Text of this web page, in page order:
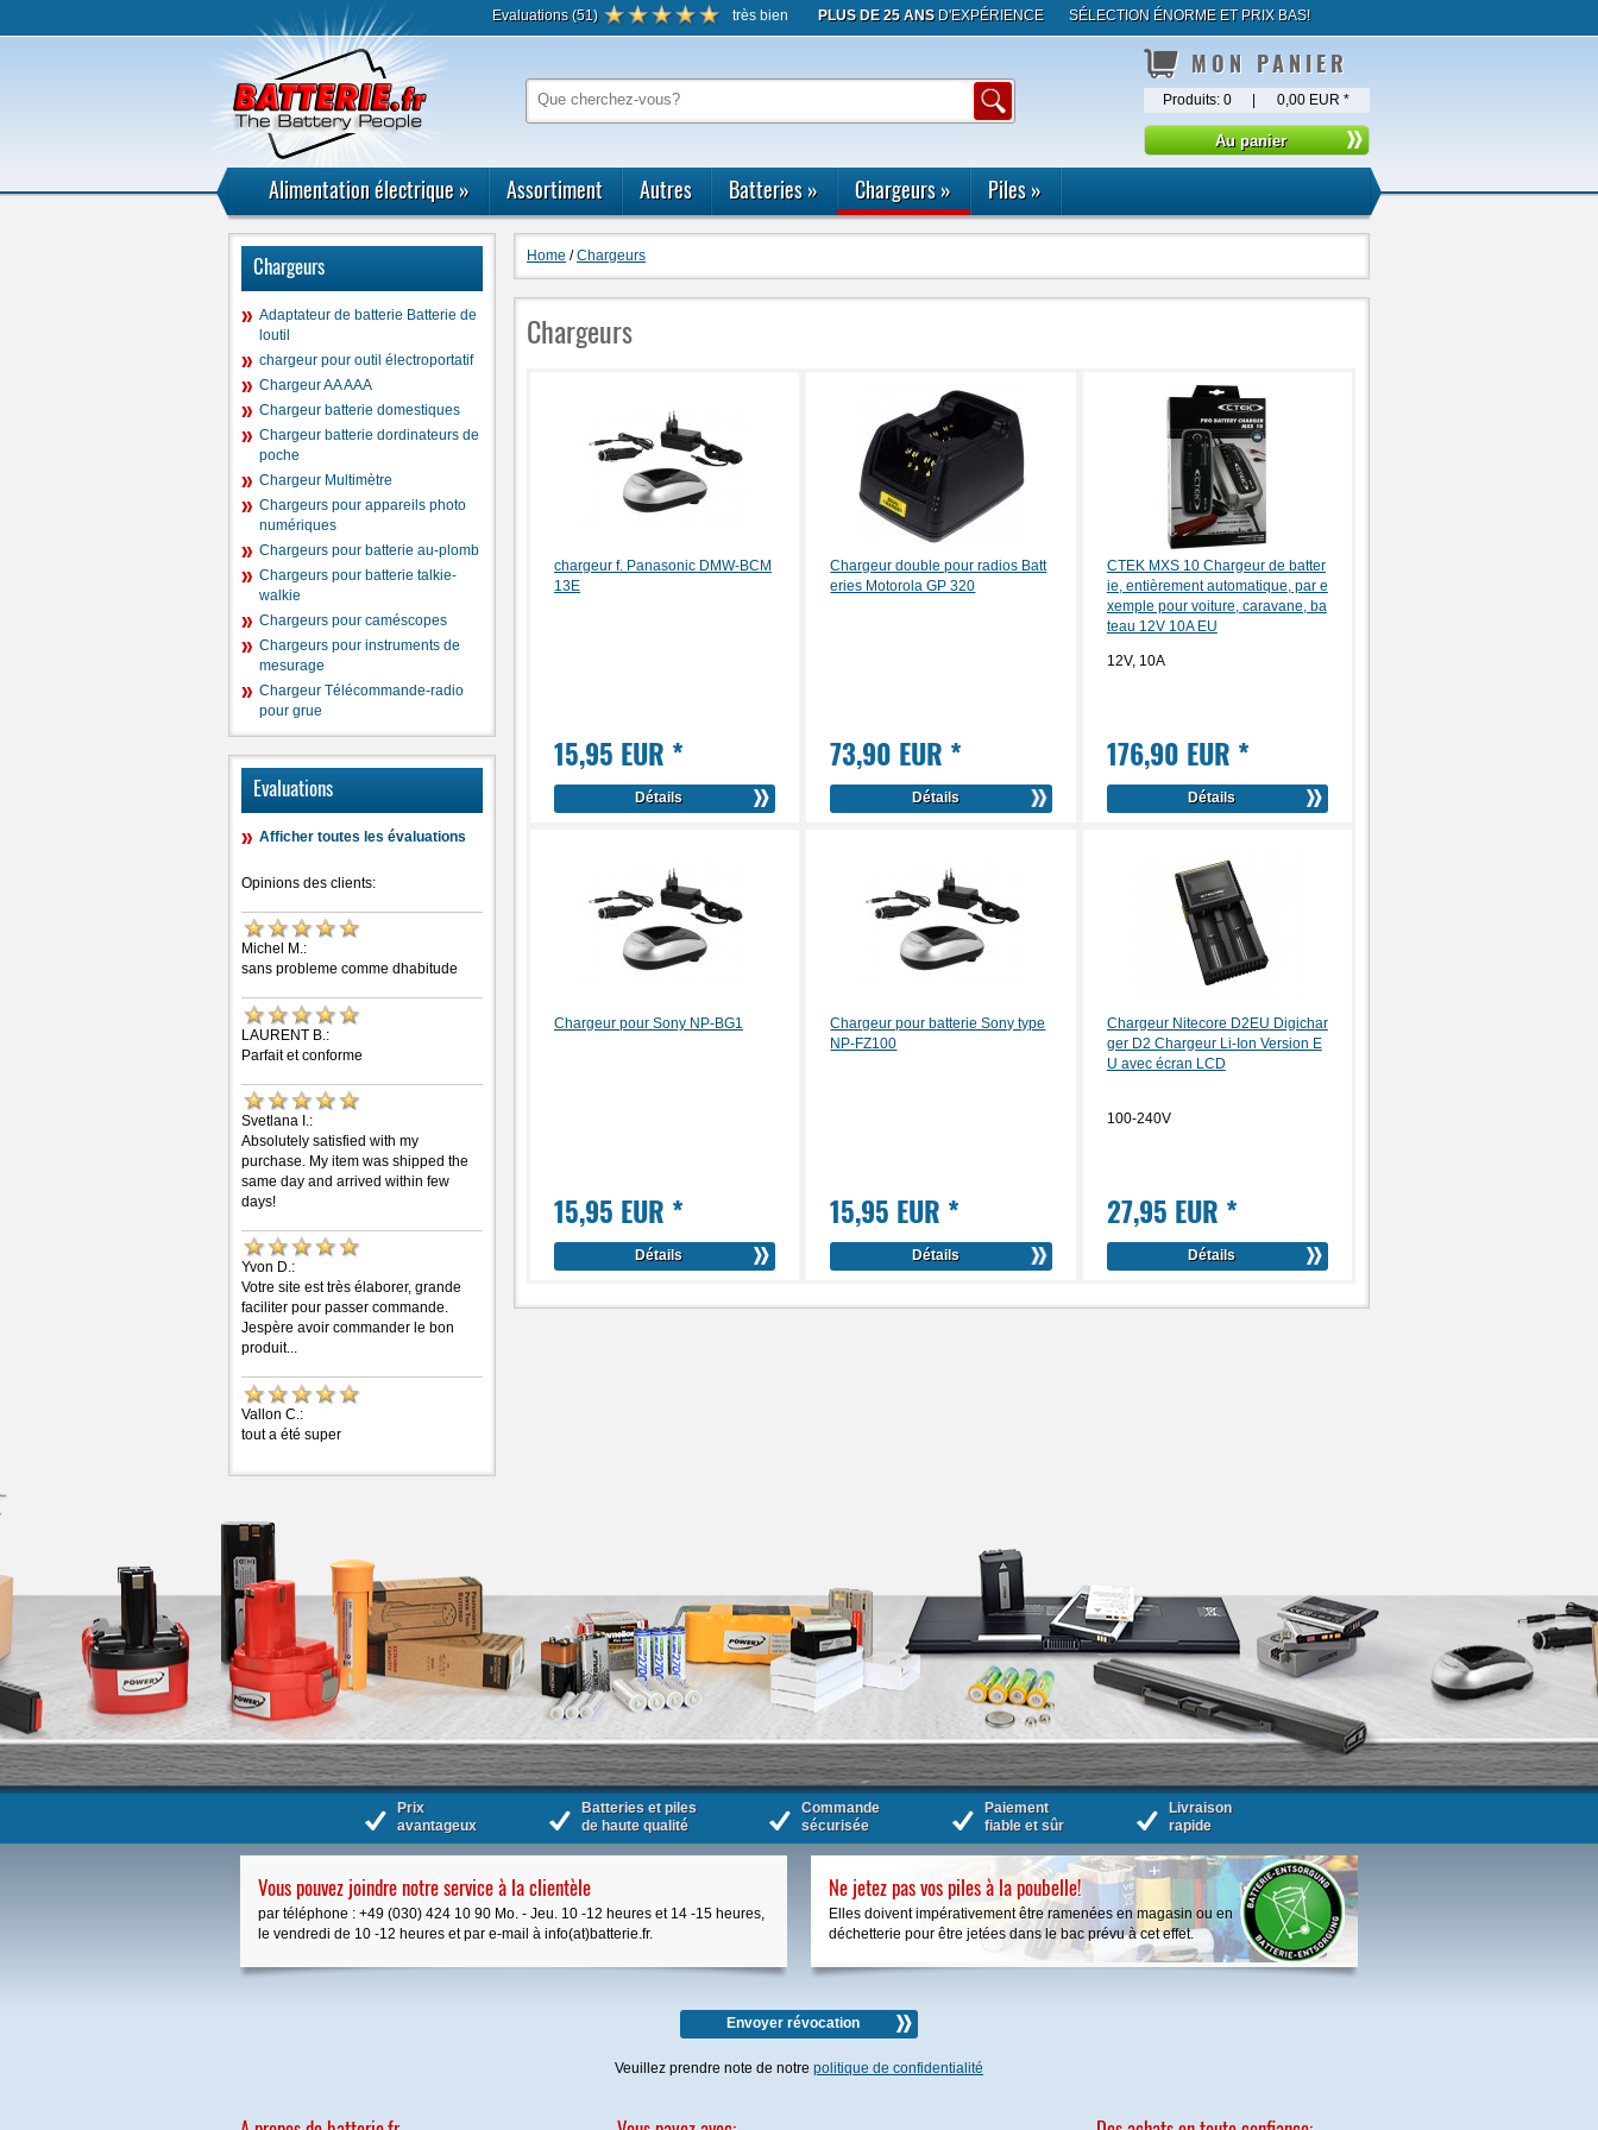
Evaluations(51) très bien PLUS DE 25 ANS D'EXPÉRIENCE SÉLECTION ÉNORME ET PRIX BAS!
MON PANIER
Produits: 0 0,00 EUR *
Alimentation électrique» Assortiment Autres Batteries» Chargeurs» Piles»
Chargeurs
Adaptateur de batterie Batterie de
loutil
chargeur pour outil électroportatif
Chargeur AA AAA
Chargeur batterie domestiques
Chargeur batterie dordinateurs de
poche
Chargeur Multimètre
Chargeurs pour appareils photo
numériques
Chargeurs pour batterie au-plomb
Chargeurs pour batterie talkie-
walkie
Chargeurs pour caméscopes
Chargeurs pour instruments de
mesurage
Chargeur Télécommande-radio
pour grue
Evaluations
Afficher toutes les évaluations
Opinions des clients:
Michel M.:
sans probleme comme dhabitude
LAURENT B.:
Parfait et conforme
Svetlana I.:
Absolutely satisfied with my
purchase. My item was shipped the
same day and arrived within few
days!
Yvon D.:
Votre site est très élaborer, grande
faciliter pour passer commande.
Jespère avoir commander le bon
produit...
Vallon C.:
tout a été super
Home /Chargeurs
Chargeurs
chargeur f. Panasonic DMW-BCM
13E
15,95 EUR *
Détails
Chargeur double pour radios Batt
eries Motorola GP 320
73,90 EUR *
Détails
CTEK MXS 10 Chargeur de batter
ie, entièrement automatique, par e
xemple pour voiture, caravane, ba
teau 12V 10A EU
12V, 10A
176,90 EUR *
Détails
Chargeur pour Sony NP-BG1
15,95 EUR *
Détails
Chargeur pour batterie Sony type
NP-FZ100
15,95 EUR *
Détails
Chargeur Nitecore D2EU Digichar
ger D2 Chargeur Li-Ion Version E
U avec écran LCD
100-240V
27,95 EUR *
Détails
Prix
avantageux
Batteries et piles
de haute qualité
Commande
sécurisée
Paiement
fiable et sûr
Livraison
rapide
Vous pouvez joindre notre service à la clientèle
par téléphone : +49 (030) 424 10 90 Mo. - Jeu. 10 -12 heures et 14 -15 heures,
le vendredi de 10 -12 heures et par e-mail à info(at)batterie.fr.
Ne jetez pas vos piles à la poubelle!
Elles doivent impérativement être ramenées en magasin ou en
déchetterie pour être jetées dans le bac prévu à cet effet.
Envoyer révocation
Veuillez prendre note de notre politique de confidentialité